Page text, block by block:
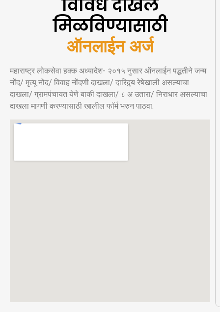
विविध दाखले
मिळविण्यासाठी
ऑनलाईन अर्ज
महाराष्ट्र लोकसेवा हक्क अध्यादेश- २०१५ नुसार ऑनलाईन पद्धतीने जन्म
नोंद/ मृत्यू नोंद/ विवाह नोंदणी दाखला/ दारिद्र्य रेषेखाली असल्याचा
दाखला/ ग्रामपंचायत येणे बाकी दाखला/ ८ अ उतारा/ निराधार असल्याचा
दाखला मागणी करण्यासाठी खालील फॉर्म भरुन पाठवा.